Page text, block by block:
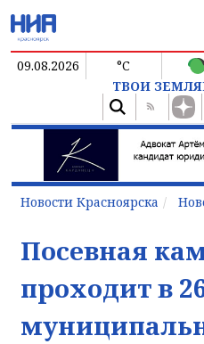
09.08.2026 °C
ТВОИ
Новости Красноярска
Посевная
проходит в